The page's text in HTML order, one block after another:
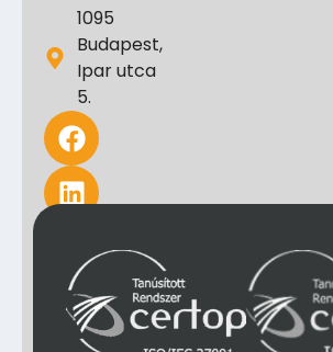
1095
Budapest,
Ipar utca
5.